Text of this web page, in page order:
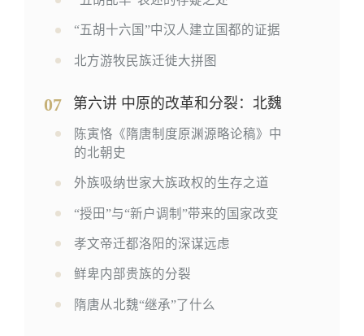
“五胡十六国”中汉人建立国都的证据
北方游牧民族迁徙大拼图
07 第六讲 中原的改革和分裂：北魏
陈寅恪《隋唐制度原渊源略论稿》中
的北朝史
外族吸纳世家大族政权的生存之道
“授田”与“新户调制”带来的国家改变
孝文帝迁都洛阳的深谋远虑
鲜卑内部贵族的分裂
隋唐从北魏“继承”了什么